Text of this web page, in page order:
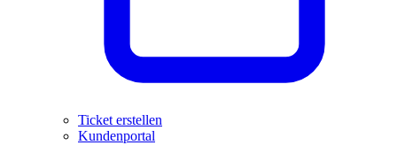
Ticket erstellen
Kundenportal